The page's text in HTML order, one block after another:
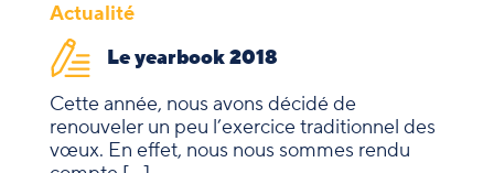
Actualité
Le yearbook 2018
Cette année, nous avons décidé de
renouveler un peu l’exercice traditionnel des
vœux. En effet, nous nous sommes rendu